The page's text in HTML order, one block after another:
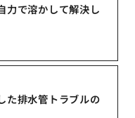
力で溶かして解決し
た排水管トラブルの